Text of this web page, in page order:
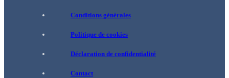
Conditions générales
Politique de cookies
Déclaration de confidentialité
Contact